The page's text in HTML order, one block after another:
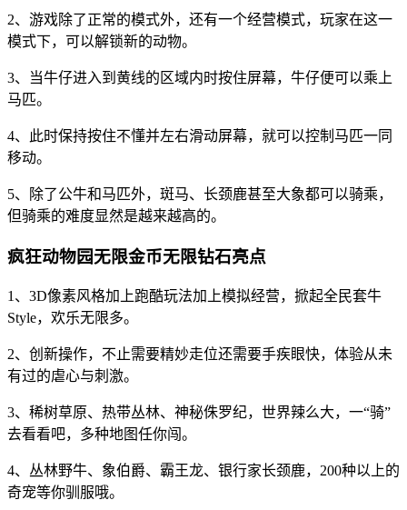
2、游戏除了正常的模式外，还有一个经营模式，玩家在这一
模式下，可以解锁新的动物。
3、当牛仔进入到黄线的区域内时按住屏幕，牛仔便可以乘上
马匹。
4、此时保持按住不懂并左右滑动屏幕，就可以控制马匹一同
移动。
5、除了公牛和马匹外，斑马、长颈鹿甚至大象都可以骑乘，
但骑乘的难度显然是越来越高的。
疯狂动物园无限金币无限钻石亮点
1、3D像素风格加上跑酷玩法加上模拟经营，掀起全民套牛
Style，欢乐无限多。
2、创新操作，不止需要精妙走位还需要手疾眼快，体验从未
有过的虐心与刺激。
3、稀树草原、热带丛林、神秘侏罗纪，世界辣么大，一“骑”
去看看吧，多种地图任你闯。
4、丛林野牛、象伯爵、霸王龙、银行家长颈鹿，200种以上的
奇宠等你驯服哦。